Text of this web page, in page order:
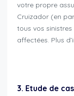
votre propre
Cruizador (en
tous vos
affectées. Plus
3. Etude de cas